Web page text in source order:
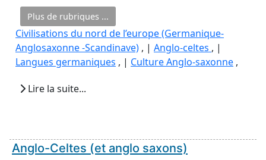
Plus de rubriques ...
Civilisations du nord de l’europe (Germanique-
Anglosaxonne -Scandinave) , | Anglo-celtes , |
Langues germaniques , | Culture Anglo-saxonne ,
Lire la suite...
Anglo-Celtes (et anglo saxons)